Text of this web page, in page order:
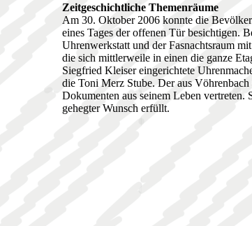
Zeitgeschichtliche Themenräume
Am 30. Oktober 2006 konnte die
eines Tages der offenen Tür besichtigen.
Uhrenwerkstatt und der Fasnachtsraum
die sich mittlerweile in einen die ganze
Siegfried Kleiser eingerichtete
die Toni Merz Stube. Der aus
Dokumenten aus seinem Leben
gehegter Wunsch erfüllt.